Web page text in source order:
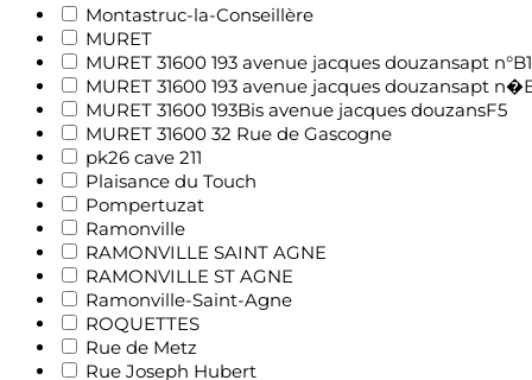
Montastruc-la-Conseillère
MURET
MURET 31600 193 avenue jacques douzansapt
MURET 31600 193 avenue jacques douzansapt
MURET 31600 193Bis avenue jacques douzansF5
MURET 31600 32 Rue de Gascogne
pk26 cave 211
Plaisance du Touch
Pompertuzat
Ramonville
RAMONVILLE SAINT AGNE
RAMONVILLE ST AGNE
Ramonville-Saint-Agne
ROQUETTES
Rue de Metz
Rue Joseph Hubert